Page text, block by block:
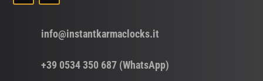
info@instantkarmaclocks.it
+39 0534 350 687 (WhatsApp)